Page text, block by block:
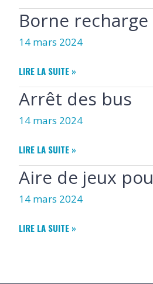
Borne
14 mars 2024
BORNE
VÉHICULES
ÉLECTRIQUES
LIRE LA SUITE »
Arrêt des bus
14 mars 2024
ARRÊT
BUS
LIRE LA SUITE »
Aire de jeux
14 mars 2024
AIRE
LIRE LA SUITE »